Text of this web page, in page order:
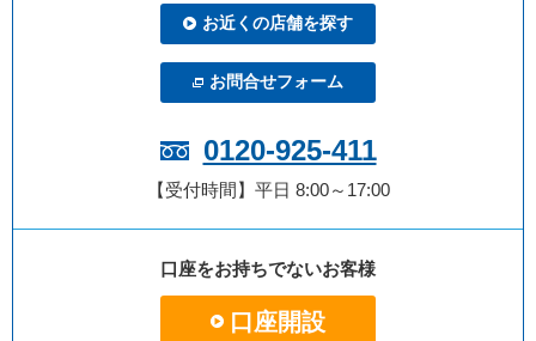
お近くの店舗を探す
お問合せフォーム
0120-925-411
【受付時間】平日 8:00～17:00
口座をお持ちでないお客様
口座開設